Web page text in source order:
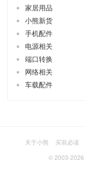
家居用品
小熊新货
手机配件
电源相关
端口转换
网络相关
车载配件
关于小熊 买前必读
© 2003-2026